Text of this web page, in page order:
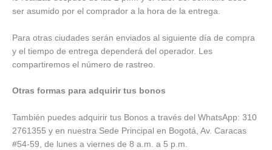
ser asumido por el comprador a la hora de la entrega.
Para otras ciudades serán enviados al siguiente día de compra
y el tiempo de entrega dependerá del operador. Les
compartiremos el número de rastreo.
Otras formas para adquirir tus bonos
También puedes adquirir tus Bonos a través del WhatsApp: 310
2761355 y en nuestra Sede Principal en Bogotá, Av. Caracas
#54-59, de lunes a viernes de 8 a.m. a 5 p.m.